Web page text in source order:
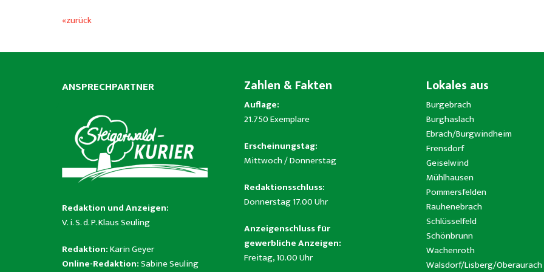
«zurück
ANSPRECHPARTNER
Redaktion und Anzeigen:
V. i. S. d. P. Klaus Seuling
Redaktion:Karin Geyer
Online-Redaktion:Sabine Seuling
Zahlen & Fakten
Auflage:
21.750 Exemplare
Erscheinungstag:
Mittwoch / Donnerstag
Redaktionsschluss:
Donnerstag 17.00 Uhr
Anzeigenschluss für
gewerbliche Anzeigen:
Freitag, 10.00 Uhr
Lokales aus
Burgebrach
Burghaslach
Ebrach/Burgwindheim
Frensdorf
Geiselwind
Mühlhausen
Pommersfelden
Rauhenebrach
Schlüsselfeld
Schönbrunn
Wachenroth
Walsdorf/Lisberg/Oberaurach